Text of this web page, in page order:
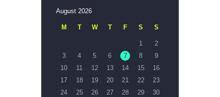
August 2026
M T W T F S S
1
2
3
4 5 6 7 8
9
10
11 12 13 14 15
16
17
18 19 20 21 22
23
24
25 26 27 28 29
30